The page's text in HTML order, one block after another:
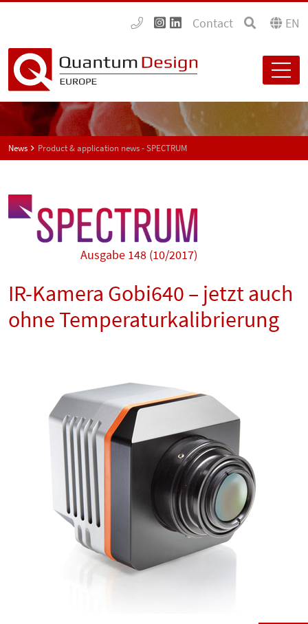
Contact EN
News Product & application news - SPECTRUM
Ausgabe 148 (10/2017)
IR-Kamera Gobi640 – jetzt auch
ohne Temperaturkalibrierung